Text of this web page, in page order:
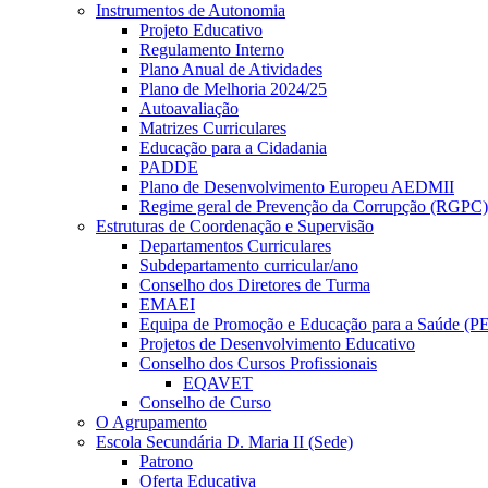
Instrumentos de Autonomia
Projeto Educativo
Regulamento Interno
Plano Anual de Atividades
Plano de Melhoria 2024/25
Autoavaliação
Matrizes Curriculares
Educação para a Cidadania
PADDE
Plano de Desenvolvimento Europeu AEDMII
Regime geral de Prevenção da Corrupção (RGPC)
Estruturas de Coordenação e Supervisão
Departamentos Curriculares
Subdepartamento curricular/ano
Conselho dos Diretores de Turma
EMAEI
Equipa de Promoção e Educação para a Saúde
Projetos de Desenvolvimento Educativo
Conselho dos Cursos Profissionais
EQAVET
Conselho de Curso
O Agrupamento
Escola Secundária D. Maria II (Sede)
Patrono
Oferta Educativa